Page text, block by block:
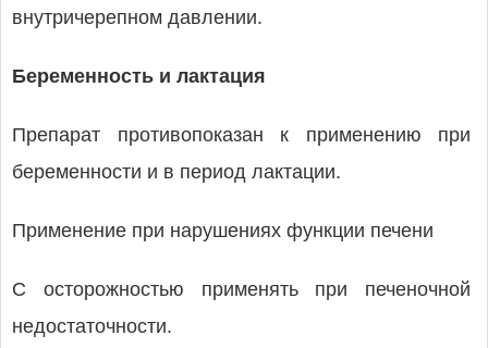
внутричерепном давлении.
Беременность и лактация
Препарат противопоказан к применению при
беременности и в период лактации.
Применение при нарушениях функции печени
С осторожностью применять при печеночной
недостаточности.